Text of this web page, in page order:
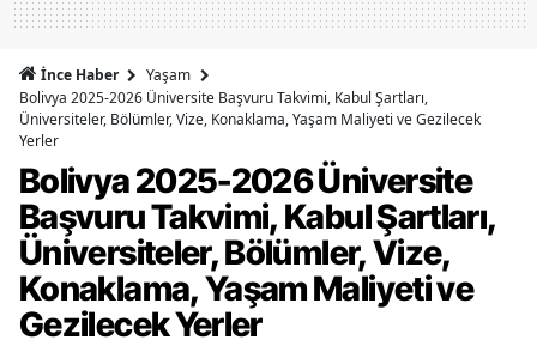
İnce Haber
Yaşam
Bolivya 2025-2026 Üniversite Başvuru Takvimi, Kabul Şartları,
Üniversiteler, Bölümler, Vize, Konaklama, Yaşam Maliyeti ve Gezilecek
Yerler
Bolivya 2025-2026 Üniversite
Başvuru Takvimi, Kabul Şartları,
Üniversiteler, Bölümler, Vize,
Konaklama, Yaşam Maliyeti ve
Gezilecek Yerler